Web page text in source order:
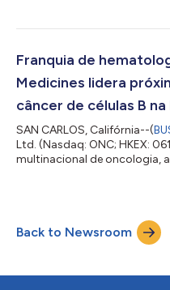
BRUKINSA®(zanubrutinibe)
em pacientes adultos com
não tratado anteriormente. O
Franquia de
Medicines lidera
câncer de células B na
SAN CARLOS, Califórnia--(
Ltd. (Nasdaq: ONC; HKEX:
multinacional de oncologia,
16673), um potencial
(BTK) líder de mercado,
em pacientes com leucemia
Back to Newsroom